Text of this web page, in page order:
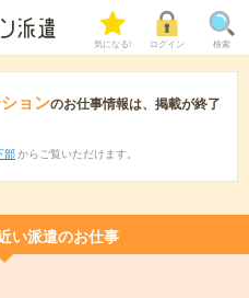
気になる! ログイン 検索
ョンのお仕事情報は、掲載が終了
部 からご覧いただけます。
い派遣のお仕事